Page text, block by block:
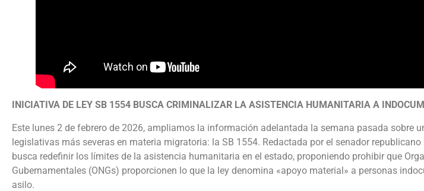
INICIATIVA DE LEY SB 1554 BUSCA CRIMINALIZAR LA ASISTENCIA HUMANITARIA A
Este lunes 2 de febrero de 2026, ampliamos la información adelantada la semana pasada sobre
legislativas más severas en materia migratoria: la SB 1554. Redactada por el senador republicano
busca redefinir los límites de la asistencia humanitaria en el estado, proponiendo prohibir que
Gubernamentales (ONGs) proporcionen lo que la ley denomina «apoyo material» a personas
asilo.